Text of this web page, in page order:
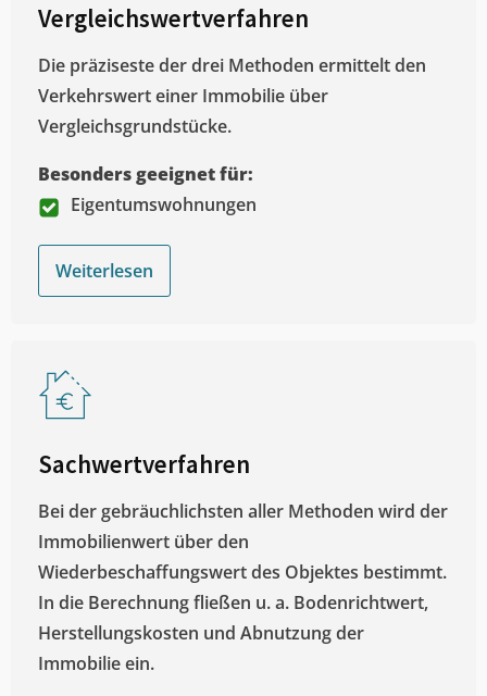
Vergleichswertverfahren
Die präziseste der drei Methoden ermittelt den
Verkehrswert einer Immobilie über
Vergleichsgrundstücke.
Besonders geeignet für:
Eigentumswohnungen
Weiterlesen
Sachwertverfahren
Bei der gebräuchlichsten aller Methoden wird der
Immobilienwert über den
Wiederbeschaffungswert des Objektes bestimmt.
In die Berechnung fließen u. a. Bodenrichtwert,
Herstellungskosten und Abnutzung der
Immobilie ein.